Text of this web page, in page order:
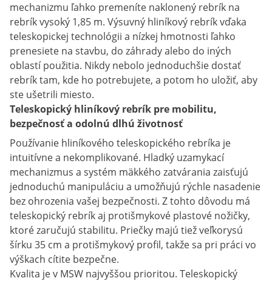
mechanizmu ľahko premeníte naklonený rebrík na
rebrík vysoký 1,85 m. Výsuvný hliníkový rebrík vďaka
teleskopickej technológii a nízkej hmotnosti ľahko
prenesiete na stavbu, do záhrady alebo do iných
oblastí použitia. Nikdy nebolo jednoduchšie dostať
rebrík tam, kde ho potrebujete, a potom ho uložiť, aby
ste ušetrili miesto.
Teleskopický hliníkový rebrík pre mobilitu,
bezpečnosť a odolnú dlhú životnosť
Používanie hliníkového teleskopického rebríka je
intuitívne a nekomplikované. Hladký uzamykací
mechanizmus a systém mäkkého zatvárania zaisťujú
jednoduchú manipuláciu a umožňujú rýchle nasadenie
bez ohrozenia vašej bezpečnosti. Z tohto dôvodu má
teleskopický rebrík aj protišmykové plastové nožičky,
ktoré zaručujú stabilitu. Priečky majú tiež veľkorysú
šírku 35 cm a protišmykový profil, takže sa pri práci vo
výškach cítite bezpečne.
Kvalita je v MSW najvyššou prioritou. Teleskopický